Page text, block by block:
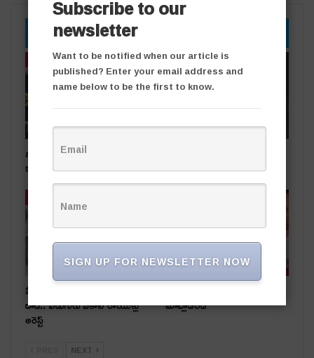
YOU MIGHT ALSO LIKE
తాజా వార్తలు
బంగారు దుకాణంలో చోరీ..
కలకలం
తాజా వార్తలు
పేకాట స్థావరంపై టాస్క్‌ఫోర్స్
దాడి.. ఏడుగురు పేకాట రాయుళ్లు
అరెస్ట్
మాట్లాడండి
NEXT
Subscribe to our
newsletter
Want to be notified when our article is
published? Enter your email address and
name below to be the first to know.
SIGN UP FOR NEWSLETTER NOW